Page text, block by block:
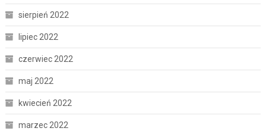
sierpień 2022
lipiec 2022
czerwiec 2022
maj 2022
kwiecień 2022
marzec 2022